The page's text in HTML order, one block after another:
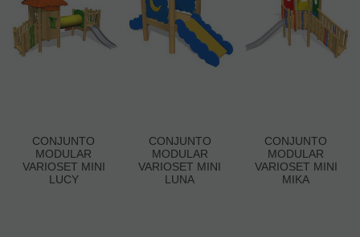
CONJUNTO
MODULAR
VARIOSET MINI
LUCY
CONJUNTO
MODULAR
VARIOSET MINI
LUNA
CONJUNTO
MODULAR
VARIOSET MINI
MIKA